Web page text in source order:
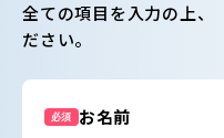
全ての項目を入力の上、
ださい。
必須 お名前